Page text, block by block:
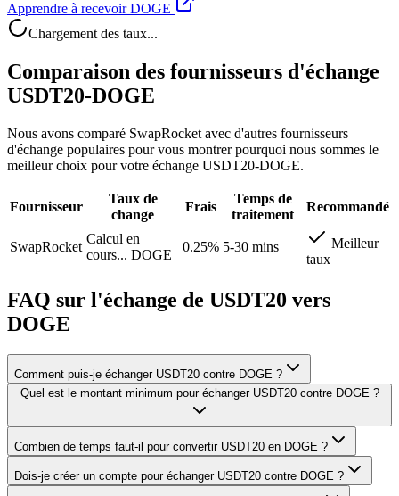
Apprendre à recevoir DOGE
Chargement des taux...
Comparaison des fournisseurs d'échange
USDT20-DOGE
Nous avons comparé SwapRocket avec d'autres fournisseurs
d'échange populaires pour vous montrer pourquoi nous sommes le
meilleur choix pour votre échange USDT20-DOGE.
Fournisseur
Taux de
change
Frais
Temps de
traitement
Recommandé
SwapRocket
Calcul en
cours... DOGE
0.25% 5-30 mins
Meilleur
taux
FAQ sur l'échange de USDT20 vers
DOGE
Comment puis-je échanger USDT20 contre DOGE ?
Quel est le montant minimum pour échanger USDT20 contre DOGE ?
Combien de temps faut-il pour convertir USDT20 en DOGE ?
Dois-je créer un compte pour échanger USDT20 contre DOGE ?